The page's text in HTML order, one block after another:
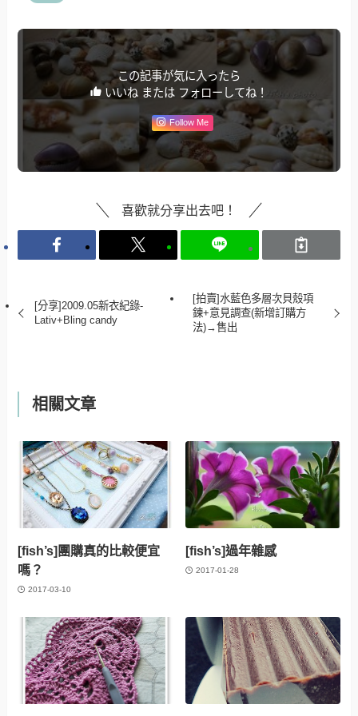
この記事が気に入ったら
いいね または フォローしてね！
Follow Me
喜歡就分享出去吧！
[分享]2009.05新衣紀錄-
Lativ+Bling candy
[拍賣]水藍色多層次貝殼項
鍊+意見調查(新增訂購方
法)→售出
相關文章
[fish’s]團購真的比較便宜
嗎？
2017-03-10
[fish’s]過年雜感
2017-01-28